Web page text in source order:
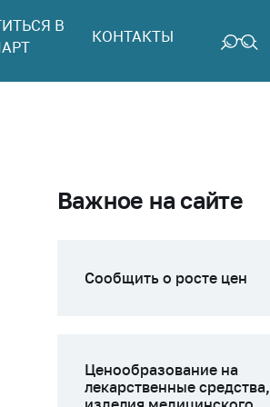
В
КОНТАКТЫ
Важное на сайте
Сообщить о росте цен
Ценообразование на
лекарственные средства,